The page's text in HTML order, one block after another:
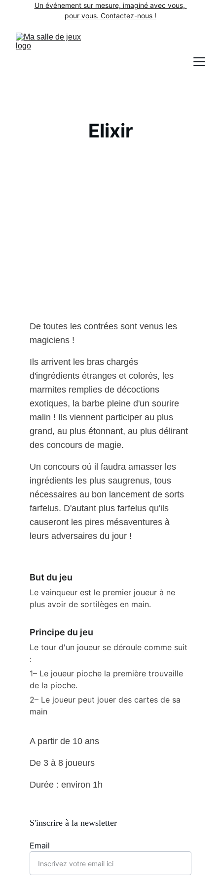
Un événement sur mesure, imaginé avec vous,
pour vous. Contactez-nous !
Elixir
De toutes les contrées sont venus les
magiciens !
Ils arrivent les bras chargés
d'ingrédients étranges et colorés, les
marmites remplies de décoctions
exotiques, la barbe pleine d'un sourire
malin ! Ils viennent participer au plus
grand, au plus étonnant, au plus délirant
des concours de magie.
Un concours où il faudra amasser les
ingrédients les plus saugrenus, tous
nécessaires au bon lancement de sorts
farfelus. D'autant plus farfelus qu'ils
causeront les pires mésaventures à
leurs adversaires du jour !
But du jeu
Le vainqueur est le premier joueur à ne
plus avoir de sortilèges en main.
Principe du jeu
Le tour d'un joueur se déroule comme suit
:
1– Le joueur pioche la première trouvaille
de la pioche.
2– Le joueur peut jouer des cartes de sa
main
A partir de 10 ans
De 3 à 8 joueurs
Durée : environ 1h
Email
S'inscrire à la newsletter